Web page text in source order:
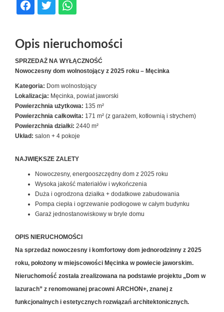
Opis nieruchomości
SPRZEDAŻ NA WYŁĄCZNOŚĆ
Nowoczesny dom wolnostojący z 2025 roku – Męcinka
Kategoria: Dom wolnostojący
Lokalizacja: Męcinka, powiat jaworski
Powierzchnia użytkowa: 135 m²
Powierzchnia całkowita: 171 m² (z garażem, kotłownią i strychem)
Powierzchnia działki: 2440 m²
Układ: salon + 4 pokoje
NAJWIĘKSZE ZALETY
Nowoczesny, energooszczędny dom z 2025 roku
Wysoka jakość materiałów i wykończenia
Duża i ogrodzona działka + dodatkowe zabudowania
Pompa ciepła i ogrzewanie podłogowe w całym budynku
Garaż jednostanowiskowy w bryle domu
OPIS NIERUCHOMOŚCI
Na sprzedaż nowoczesny i komfortowy dom jednorodzinny z 2025
roku, położony w miejscowości Męcinka w powiecie jaworskim.
Nieruchomość została zrealizowana na podstawie projektu „Dom w
lazurach” z renomowanej pracowni ARCHON+, znanej z
funkcjonalnych i estetycznych rozwiązań architektonicznych.